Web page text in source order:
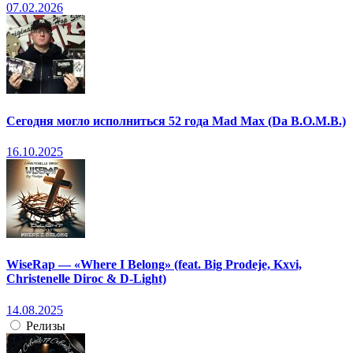
07.02.2026
Сегодня могло исполниться 52 года Mad Max (Da B.O.M.B.)
16.10.2025
WiseRap — «Where I Belong» (feat. Big Prodeje, Kxvi,
Christenelle Diroc & D-Light)
14.08.2025
Релизы